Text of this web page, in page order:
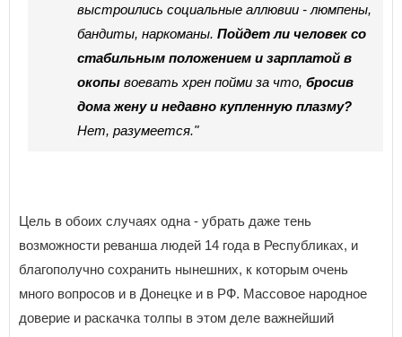
выстроились социальные аллювии - люмпены,
бандиты, наркоманы. Пойдет ли человек со
стабильным положением и зарплатой в
окопы воевать хрен пойми за что, бросив
дома жену и недавно купленную плазму?
Нет, разумеется."
Цель в обоих случаях одна - убрать даже тень
возможности реванша людей 14 года в Республиках, и
благополучно сохранить нынешних, к которым очень
много вопросов и в Донецке и в РФ. Массовое народное
доверие и раскачка толпы в этом деле важнейший